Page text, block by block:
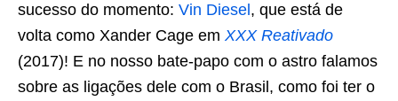
sucesso do momento: Vin Diesel , que está de
volta como Xander Cage em XXX Reativado
(2017)! E no nosso bate-papo com o astro falamos
sobre as ligações dele com o Brasil, como foi ter o